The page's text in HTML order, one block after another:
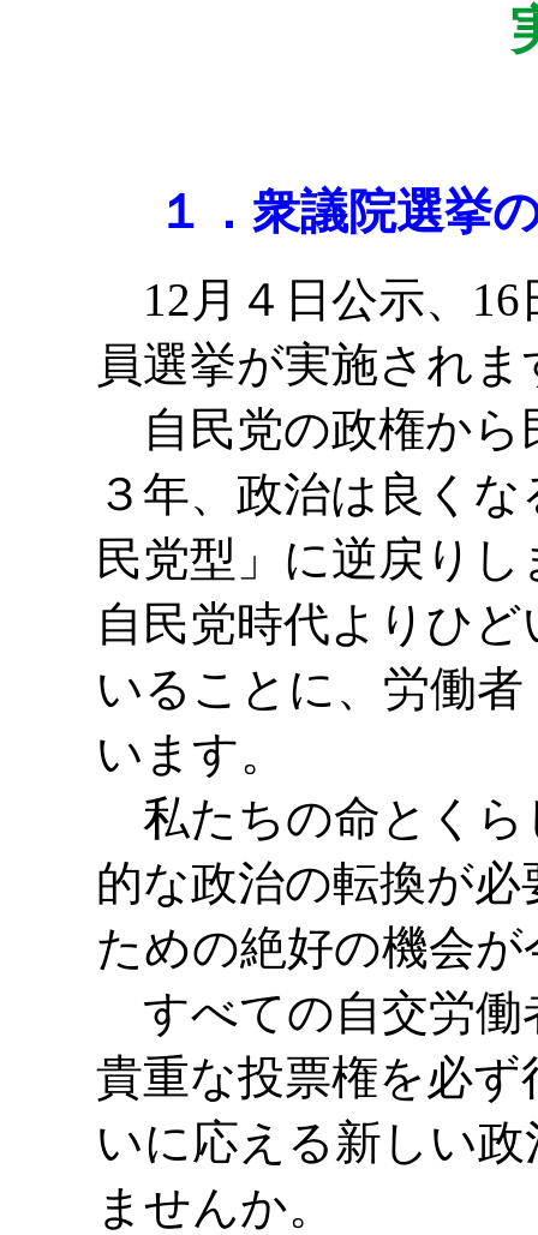
１．衆議院選挙
12月４日公示、16
員選挙が実施されま
自民党の政権から
３年、政治は良く
民党型」に逆戻り
自民党時代よりひ
いることに、労働
います。
私たちの命とくら
的な政治の転換が
ための絶好の機会
すべての自交労働
貴重な投票権を必
いに応える新しい
ませんか。